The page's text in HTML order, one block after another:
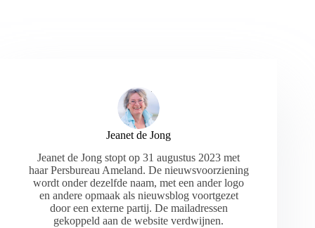
Jeanet de Jong
Jeanet de Jong stopt op 31 augustus 2023 met
haar Persbureau Ameland. De nieuwsvoorziening
wordt onder dezelfde naam, met een ander logo
en andere opmaak als nieuwsblog voortgezet
door een externe partij. De mailadressen
gekoppeld aan de website verdwijnen.